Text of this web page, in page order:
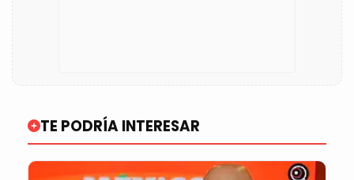
TE PODRÍA INTERESAR